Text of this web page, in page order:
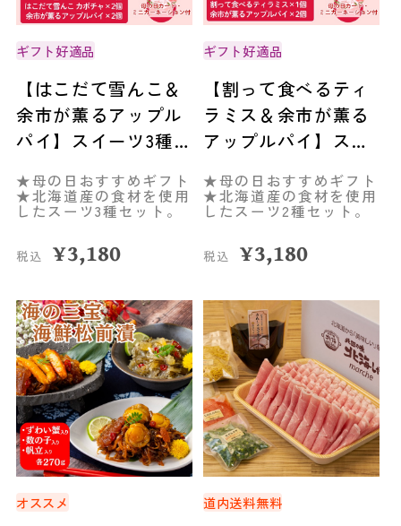
ギフト好適品
【はこだて雪んこ＆
余市が薫るアップル
パイ】スイーツ3種セ
★母の日おすすめギフト
★北海道産の食材を使用
したスーツ3種セット。
税込 ¥3,180
ギフト好適品
【割って食べるティ
ラミス＆余市が薫る
アップルパイ】スイ
水産
★母の日おすすめギフト
★北海道産の食材を使用
したスーツ2種セット。
税込 ¥3,180
オススメ 道内送料無料